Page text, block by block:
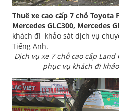
Thuê xe cao cấp 7 chỗ Toyota
Mercedes GLC300, Mercedes
khách đi khảo sát dịch vụ
Tiếng Anh.
Dịch vụ xe 7 chỗ cao cấp
phục vụ khách đi